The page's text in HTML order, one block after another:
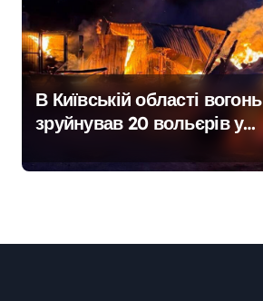
В Київській області вогонь
зруйнував 20 вольєрів у